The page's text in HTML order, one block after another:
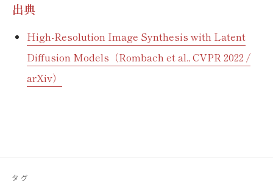
出典
High-Resolution Image Synthesis with Latent
Diffusion Models（Rombach et al., CVPR 2022 /
arXiv）
タグ